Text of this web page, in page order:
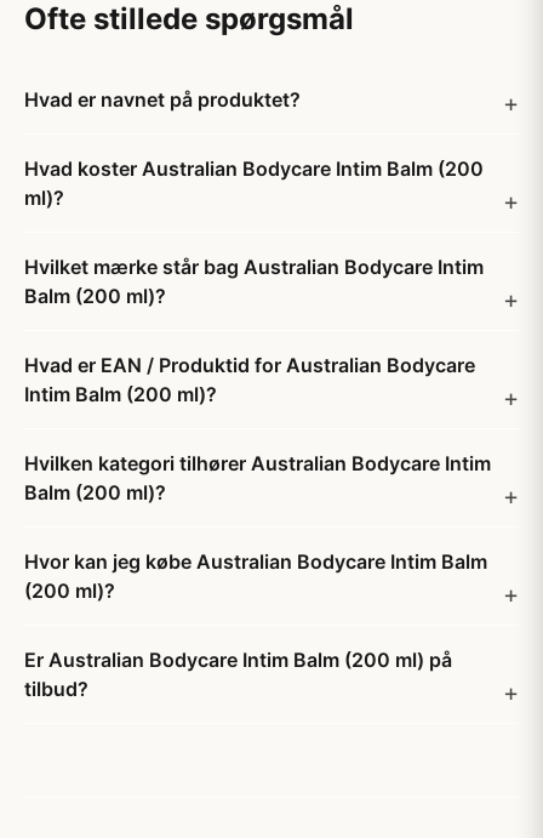
Ofte stillede spørgsmål
Hvad er navnet på produktet?
Hvad koster Australian Bodycare Intim Balm (200
ml)?
Hvilket mærke står bag Australian Bodycare Intim
Balm (200 ml)?
Hvad er EAN / Produktid for Australian Bodycare
Intim Balm (200 ml)?
Hvilken kategori tilhører Australian Bodycare Intim
Balm (200 ml)?
Hvor kan jeg købe Australian Bodycare Intim Balm
(200 ml)?
Er Australian Bodycare Intim Balm (200 ml) på
tilbud?